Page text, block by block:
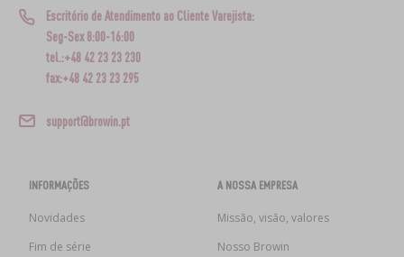
Escritório de Atendimento ao Cliente Varejista:
Seg-Sex 8:00-16:00
tel.:+48 42 23 23 230
fax:+48 42 23 23 295
support@browin.pt
INFORMAÇÕES
Novidades
Fim de série
A NOSSA EMPRESA
Missão, visão, valores
Nosso Browin